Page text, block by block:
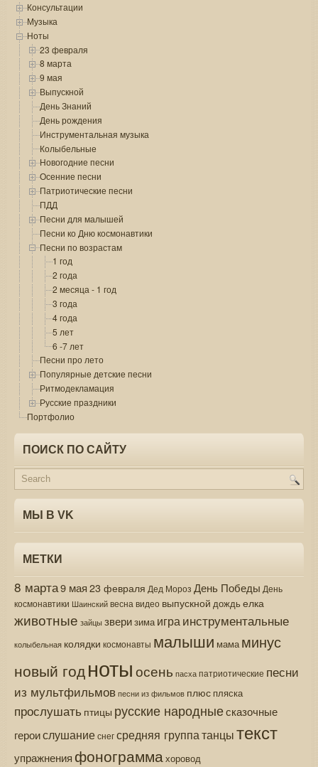
Консультации
Музыка
Ноты
23 февраля
8 марта
9 мая
Выпускной
День Знаний
День рождения
Инструментальная музыка
Колыбельные
Новогодние песни
Осенние песни
Патриотические песни
ПДД
Песни для малышей
Песни ко Дню космонавтики
Песни по возрастам
1 год
2 года
2 месяца - 1 год
3 года
4 года
5 лет
6 -7 лет
Песни про лето
Популярные детские песни
Ритмодекламация
Русские праздники
Портфолио
ПОИСК ПО САЙТУ
МЫ В VK
МЕТКИ
8 марта9 мая 23 февраля Дед Мороз День Победы День
космонавтики Шаинскийвесна видео выпускной дождь елка
животные зайцы зверизима играинструментальные
колыбельная колядки космонавты малыши мама минус
новый годнотыосень пасха патриотические песни
из мультфильмов песни из фильмов плюс пляска
прослушать птицы русские народныесказочные
героислушаниеснегсредняя группатанцытекст
упражнения фонограммахоровод